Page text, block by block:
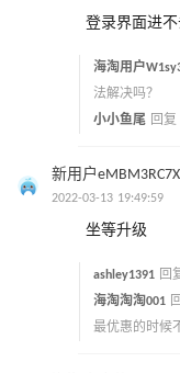
登录界面进
海淘用户
法解决吗？
小小鱼尾 回复
新用户eMBM3RC7X
2022-03-13 19:49:59
坐等升级
ashley1391 回
海淘淘淘001
最优惠的时候